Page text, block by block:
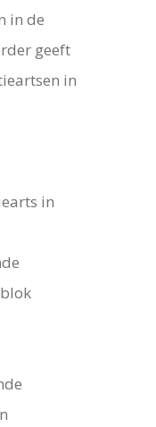
in de
geeft
in
in